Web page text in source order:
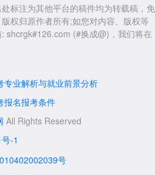
益规范，成人高考的含金量和社会认
成考主要采用业余学习形式，学制
习安排充分考虑了在职人士的时间限
学习两不误。
院成考获得的学历是国家承认、学
大多数公务员考试的本科起点要求，持
究生，无需额外等待年限。此外，在司
历同样具备报考资格。
的整体费用透明且规范，无论是学费还
受范围内。天津农学院成考凭借其低廉
处标注为其他平台的稿件均为转载稿，免
权归原作者所有;如您对内容、版权等
shcrgk#126.com (#换成@)，我们将在
业解析与就业前景分析
报名报考条件
All Rights Reserved
-1
号